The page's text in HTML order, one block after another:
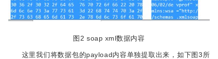
图2 soap xml数据内容
这里我们将数据包的payload内容单独提取出来，如下图3所